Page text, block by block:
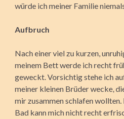
würde ich meiner Familie
Aufbruch
Nach einer viel zu kurzen,
meinem Bett werde ich recht
geweckt. Vorsichtig stehe ich
meiner kleinen Brüder wecke,
mir zusammen schlafen
Bad kann mich nicht recht